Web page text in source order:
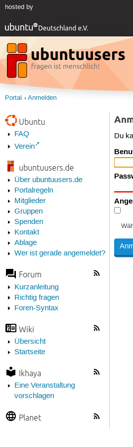
hosted by
Portal Anmelden
Ubuntu
FAQ
Verein
ubuntuusers.de
Über ubuntuusers.de
Portalregeln
Mitglieder
Gruppen
Spenden
Kontakt
Ablage
Wer ist gerade angemeldet?
Forum
Kurzanleitung
Richtig fragen
Foren-Syntax
Wiki
Übersicht
Startseite
Ikhaya
Eine Veranstaltung
vorschlagen
Planet
Du